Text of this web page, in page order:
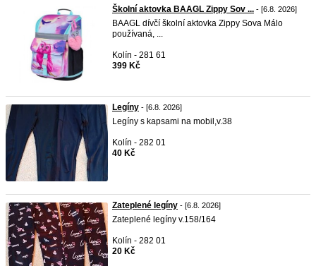
Školní aktovka BAAGL Zippy Sov ... - [6.8. 2026]
BAAGL dívčí školní aktovka Zippy Sova Málo
používaná, ...
Kolín - 281 61
399 Kč
Legíny - [6.8. 2026]
Legíny s kapsami na mobil,v.38
Kolín - 282 01
40 Kč
Zateplené legíny - [6.8. 2026]
Zateplené legíny v.158/164
Kolín - 282 01
20 Kč